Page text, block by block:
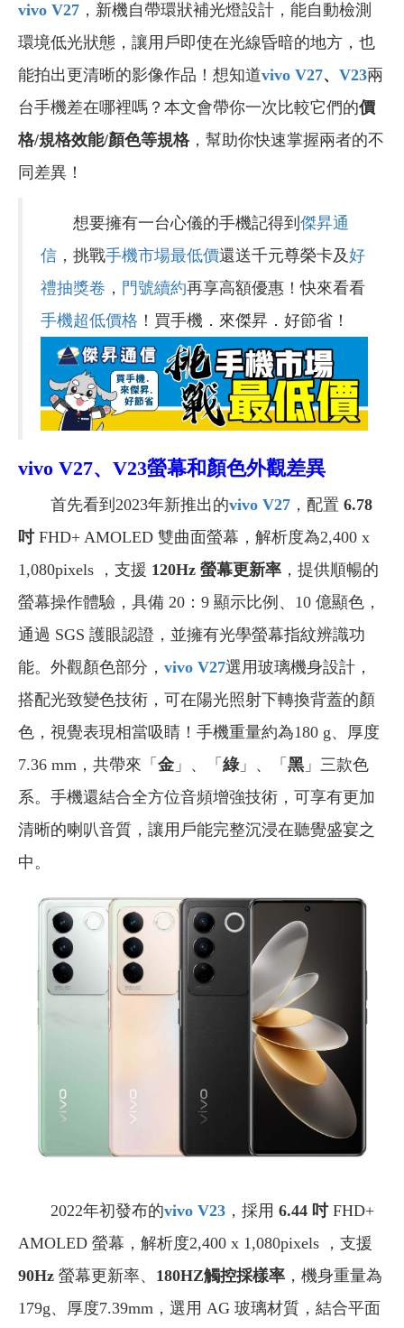
vivo V27 ，新機自帶環狀補光燈設計，能自動檢測
環境低光狀態，讓用戶即使在光線昏暗的地方，也
能拍出更清晰的影像作品！想知道vivo V27、 V23兩
台手機差在哪裡嗎？本文會帶你一次比較它們的價
格/規格效能/顏色等規格，幫助你快速掌握兩者的不
同差異！
想要擁有一台心儀的手機記得到 傑昇通
信 ，挑戰手機市場最低價還送千元尊榮卡及好
禮抽獎卷 ， 門號續約再享高額優惠！快來看看
手機超低價格 ！買手機．來傑昇．好節省！
vivo V27、V23螢幕和顏色外觀差異
首先看到2023年新推出的vivo V27 ，配置 6.78
吋FHD+ AMOLED 雙曲面螢幕，解析度為2,400 x
1,080pixels ，支援 120Hz 螢幕更新率 ，提供順暢的
螢幕操作體驗，具備 20：9 顯示比例、10 億顯色，
通過 SGS 護眼認證，並擁有光學螢幕指紋辨識功
能。外觀顏色部分， vivo V27選用玻璃機身設計，
搭配光致變色技術，可在陽光照射下轉換背蓋的顏
色，視覺表現相當吸睛！手機重量約為180 g、厚度
7.36 mm，共帶來「 金 」、「 綠」、「 黑 」三款色
系。手機還結合全方位音頻增強技術，可享有更加
清晰的喇叭音質，讓用戶能完整沉浸在聽覺盛宴之
中。
2022年初發布的vivo V23 ，採用 6.44 吋FHD+
AMOLED 螢幕，解析度2,400 x 1,080pixels ，支援
90Hz 螢幕更新率、 180HZ觸控採樣率 ，機身重量為
179g、厚度7.39mm，選用 AG 玻璃材質，結合平面